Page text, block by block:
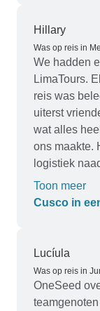
Hillary
Was op reis in
We hadden
LimaTours.
reis was
uiterst
wat alles
ons maakte.
logistiek
op te dagen.
schermen
Toon meer
Cusco in
Lucíula
Was op reis in
OneSeed